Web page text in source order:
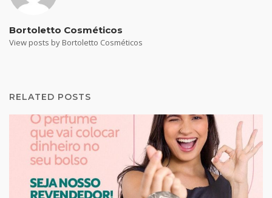
Bortoletto Cosméticos
View posts by Bortoletto Cosméticos
RELATED POSTS